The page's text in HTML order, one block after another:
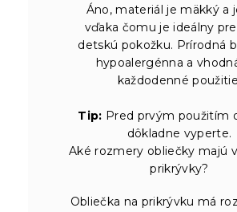
Áno, materiál je mäkký a
vďaka čomu je ideálny
detskú pokožku. Prírodná
hypoalergénna a
každodenné
Tip: Pred prvým použitím
dôkladne vyperte.
Aké rozmery obliečky majú
prikrývky?
Obliečka na prikrývku má